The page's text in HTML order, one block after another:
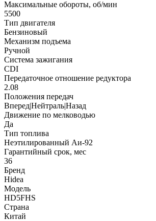
Максимальные обороты, об/мин
5500
Тип двигателя
Бензиновый
Механизм подъема
Ручной
Система зажигания
CDI
Передаточное отношение редуктора
2.08
Положения передач
Вперед|Нейтраль|Назад
Движение по мелководью
Да
Тип топлива
Неэтилированный Аи-92
Гарантийный срок, мес
36
Бренд
Hidea
Модель
HD5FHS
Страна
Китай